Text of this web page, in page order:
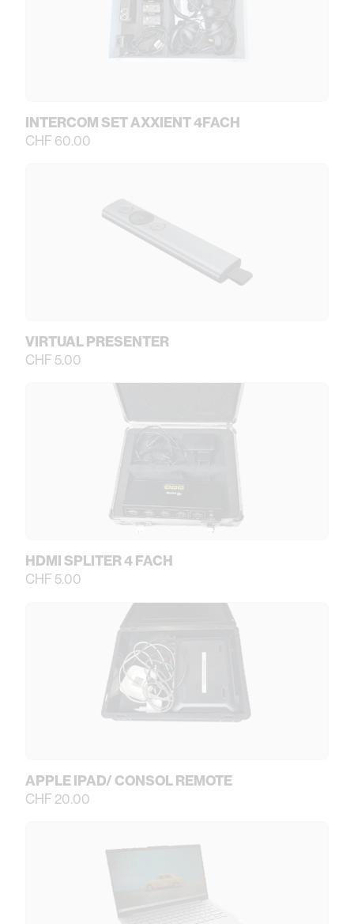
INTERCOM SET AXXIENT 4FACH
CHF 60.00
VIRTUAL PRESENTER
CHF 5.00
HDMI SPLITER 4 FACH
CHF 5.00
APPLE IPAD/ CONSOL REMOTE
CHF 20.00